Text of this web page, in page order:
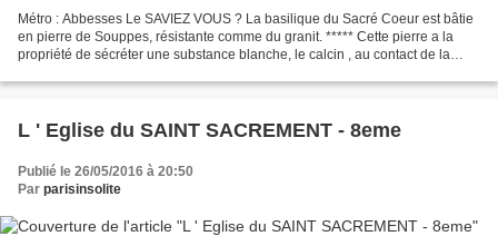
Métro : Abbesses Le SAVIEZ VOUS ? La basilique du Sacré Coeur est bâtie
en pierre de Souppes, résistante comme du granit. ***** Cette pierre a la
propriété de sécréter une substance blanche, le calcin , au contact de la
L ' Eglise du SAINT SACREMENT - 8eme
Publié le 26/05/2016 à 20:50
Par parisinsolite